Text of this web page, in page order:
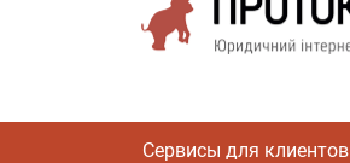
Сервисы для клиентов